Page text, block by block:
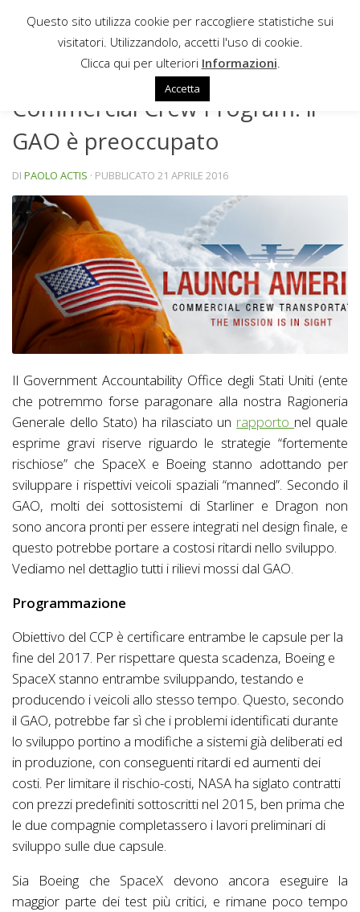
Sotto il contenuto
Commercial Crew Program: il
GAO è preoccupato
DI PAOLO ACTIS · PUBBLICATO 21 APRILE 2016
Il Government Accountability Office degli Stati Uniti (ente
che potremmo forse paragonare alla nostra Ragioneria
Generale dello Stato) ha rilasciato un rapporto nel quale
esprime gravi riserve riguardo le strategie “fortemente
rischiose” che SpaceX e Boeing stanno adottando per
sviluppare i rispettivi veicoli spaziali “manned”. Secondo il
GAO, molti dei sottosistemi di Starliner e Dragon non
sono ancora pronti per essere integrati nel design finale, e
questo potrebbe portare a costosi ritardi nello sviluppo.
Vediamo nel dettaglio tutti i rilievi mossi dal GAO.
Programmazione
Obiettivo del CCP è certificare entrambe le capsule per la
fine del 2017. Per rispettare questa scadenza, Boeing e
SpaceX stanno entrambe sviluppando, testando e
producendo i veicoli allo stesso tempo. Questo, secondo
il GAO, potrebbe far sì che i problemi identificati durante
lo sviluppo portino a modifiche a sistemi già deliberati ed
in produzione, con conseguenti ritardi ed aumenti dei
costi. Per limitare il rischio-costi, NASA ha siglato contratti
con prezzi predefiniti sottoscritti nel 2015, ben prima che
le due compagnie completassero i lavori preliminari di
sviluppo sulle due capsule.
Sia Boeing che SpaceX devono ancora eseguire la
maggior parte dei test più critici, e rimane poco tempo
Questo sito utilizza cookie per raccogliere statistiche sui
visitatori. Utilizzandolo, accetti l'uso di cookie.
Clicca qui per ulteriori Informazioni
Accetta